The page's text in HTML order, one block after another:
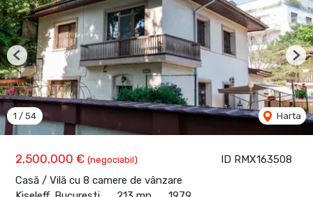
ID RMX163508
2,500,000 € (negociabil)
Casă / Vilă cu 8 camere de vânzare
1 / 54 Harta
Previous